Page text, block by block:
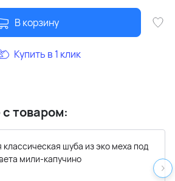
В корзину
Купить в 1 клик
товаром:
шуба из эко меха под
мили-капучино